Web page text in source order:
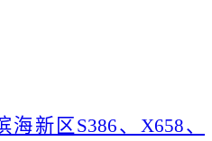
海新区S386、X658、